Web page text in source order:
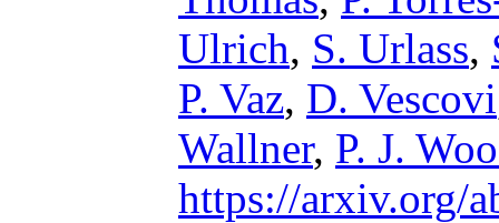
Ulrich, S. Urlass,
P. Vaz, D. Vescovi
Wallner, P. J.
https://arxiv.org/